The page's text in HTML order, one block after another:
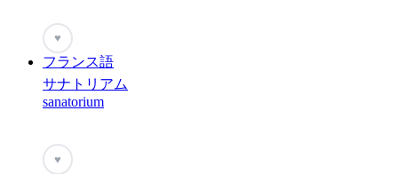
♥
フランス語
サナトリアム
sanatorium
♥